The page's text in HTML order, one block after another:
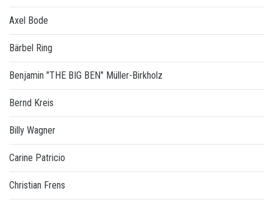
Axel Bode
Bärbel Ring
Benjamin "THE BIG BEN" Müller-Birkholz
Bernd Kreis
Billy Wagner
Carine Patricio
Christian Frens